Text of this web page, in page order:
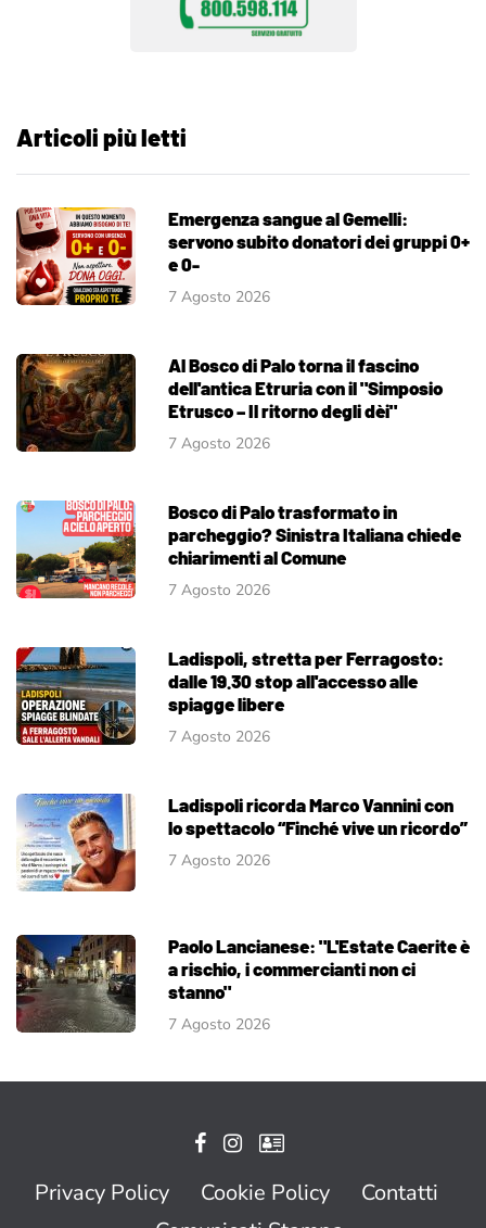
Articoli più letti
Emergenza sangue al Gemelli:
servono subito donatori dei gruppi 0+
e 0-
7 Agosto 2026
Al Bosco di Palo torna il fascino
dell'antica Etruria con il "Simposio
Etrusco – Il ritorno degli dèi"
7 Agosto 2026
Bosco di Palo trasformato in
parcheggio? Sinistra Italiana chiede
chiarimenti al Comune
7 Agosto 2026
Ladispoli, stretta per Ferragosto:
dalle 19.30 stop all'accesso alle
spiagge libere
7 Agosto 2026
Ladispoli ricorda Marco Vannini con
lo spettacolo “Finché vive un ricordo”
7 Agosto 2026
Paolo Lancianese: "L'Estate Caerite è
a rischio, i commercianti non ci
stanno"
7 Agosto 2026
Privacy Policy Cookie Policy
Contatti